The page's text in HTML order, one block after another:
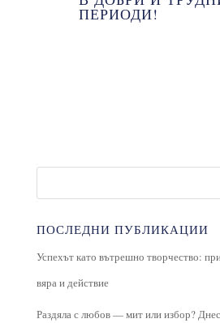
ПЕРИОДИ!
ПОСЛЕДНИ ПУБЛИКАЦИИ
Успехът като вътрешно творчество:
вяра и действие
Раздяла с любов — мит или избор?